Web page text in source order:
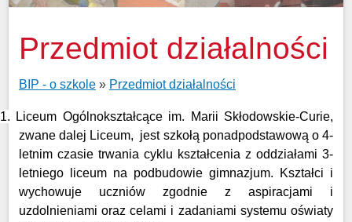
Przedmiot działalności
BIP - o szkole» Przedmiot działalności
1. Liceum Ogólnokształcące im. Marii Skłodowskie-Curie,
zwane dalej Liceum, jest szkołą ponadpodstawową o 4-
letnim czasie trwania cyklu kształcenia z oddziałami 3-
letniego liceum na podbudowie gimnazjum. Kształci i
wychowuje uczniów zgodnie z aspiracjami i
uzdolnieniami oraz celami i zadaniami systemu oświaty